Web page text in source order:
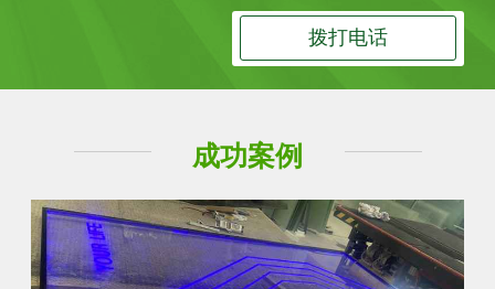
拨打电话
成功案例